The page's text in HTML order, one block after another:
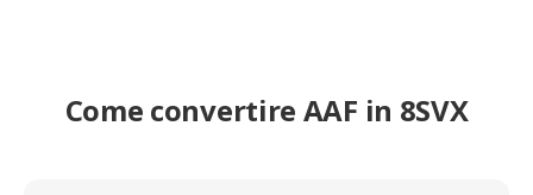
Come convertire AAF in 8SVX